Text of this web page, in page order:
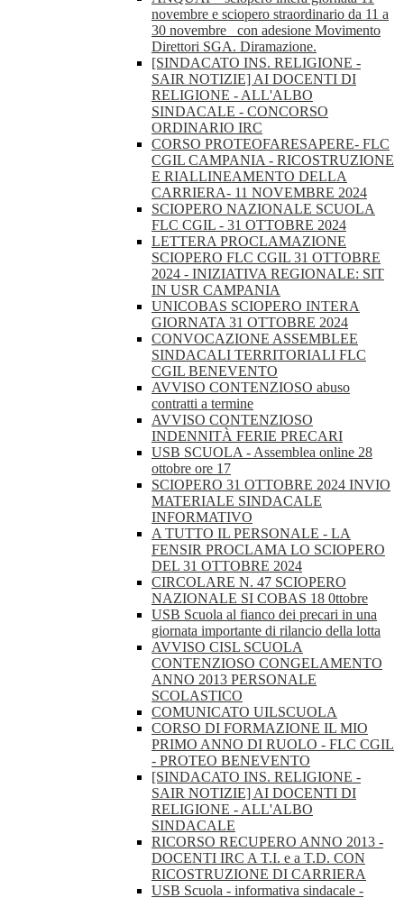
novembre e sciopero straordinario da 11 a
30 novembre_ con adesione Movimento
Direttori SGA. Diramazione.
[SINDACATO INS. RELIGIONE -
SAIR NOTIZIE] AI DOCENTI DI
RELIGIONE - ALL'ALBO
SINDACALE - CONCORSO
ORDINARIO IRC
CORSO PROTEOFARESAPERE- FLC
CGIL CAMPANIA - RICOSTRUZIONE
E RIALLINEAMENTO DELLA
CARRIERA- 11 NOVEMBRE 2024
SCIOPERO NAZIONALE SCUOLA
FLC CGIL - 31 OTTOBRE 2024
LETTERA PROCLAMAZIONE
SCIOPERO FLC CGIL 31 OTTOBRE
2024 - INIZIATIVA REGIONALE: SIT
IN USR CAMPANIA
UNICOBAS SCIOPERO INTERA
GIORNATA 31 OTTOBRE 2024
CONVOCAZIONE ASSEMBLEE
SINDACALI TERRITORIALI FLC
CGIL BENEVENTO
AVVISO CONTENZIOSO abuso
contratti a termine
AVVISO CONTENZIOSO
INDENNITÀ FERIE PRECARI
USB SCUOLA - Assemblea online 28
ottobre ore 17
SCIOPERO 31 OTTOBRE 2024 INVIO
MATERIALE SINDACALE
INFORMATIVO
A TUTTO IL PERSONALE - LA
FENSIR PROCLAMA LO SCIOPERO
DEL 31 OTTOBRE 2024
CIRCOLARE N. 47 SCIOPERO
NAZIONALE SI COBAS 18 0ttobre
USB Scuola al fianco dei precari in una
giornata importante di rilancio della lotta
AVVISO CISL SCUOLA
CONTENZIOSO CONGELAMENTO
ANNO 2013 PERSONALE
SCOLASTICO
COMUNICATO UILSCUOLA
CORSO DI FORMAZIONE IL MIO
PRIMO ANNO DI RUOLO - FLC CGIL
- PROTEO BENEVENTO
[SINDACATO INS. RELIGIONE -
SAIR NOTIZIE] AI DOCENTI DI
RELIGIONE - ALL'ALBO
SINDACALE
RICORSO RECUPERO ANNO 2013 -
DOCENTI IRC A T.I. e a T.D. CON
RICOSTRUZIONE DI CARRIERA
USB Scuola - informativa sindacale -